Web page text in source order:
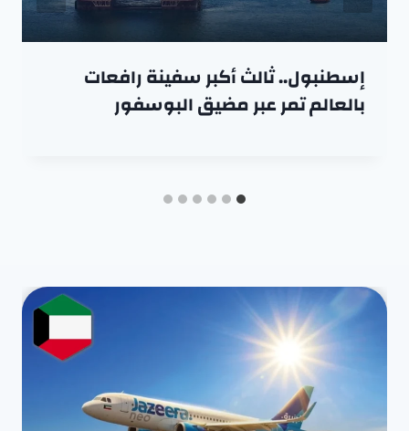
إسطنبول.. ثالث أكبر سفينة رافعات
بالعالم تمر عبر مضيق البوسفور